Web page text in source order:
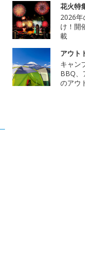
花火特
2026年
け！開
載
アウト
キャン
BBQ、
のアウ